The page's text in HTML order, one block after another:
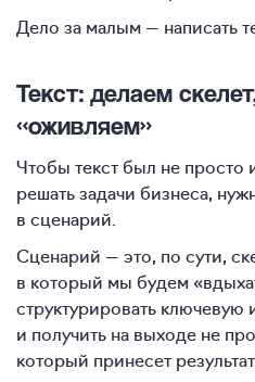
Дело за малым — написать
Текст: делаем
«оживляем»
Чтобы текст был не
решать задачи бизнеса,
в сценарий.
Сценарий — это, по сути,
в который мы будем
структурировать
и получить на выходе не
который принесет результат.